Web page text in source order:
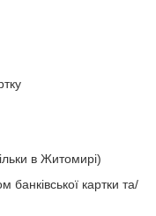
в Житомирі)
картки та/